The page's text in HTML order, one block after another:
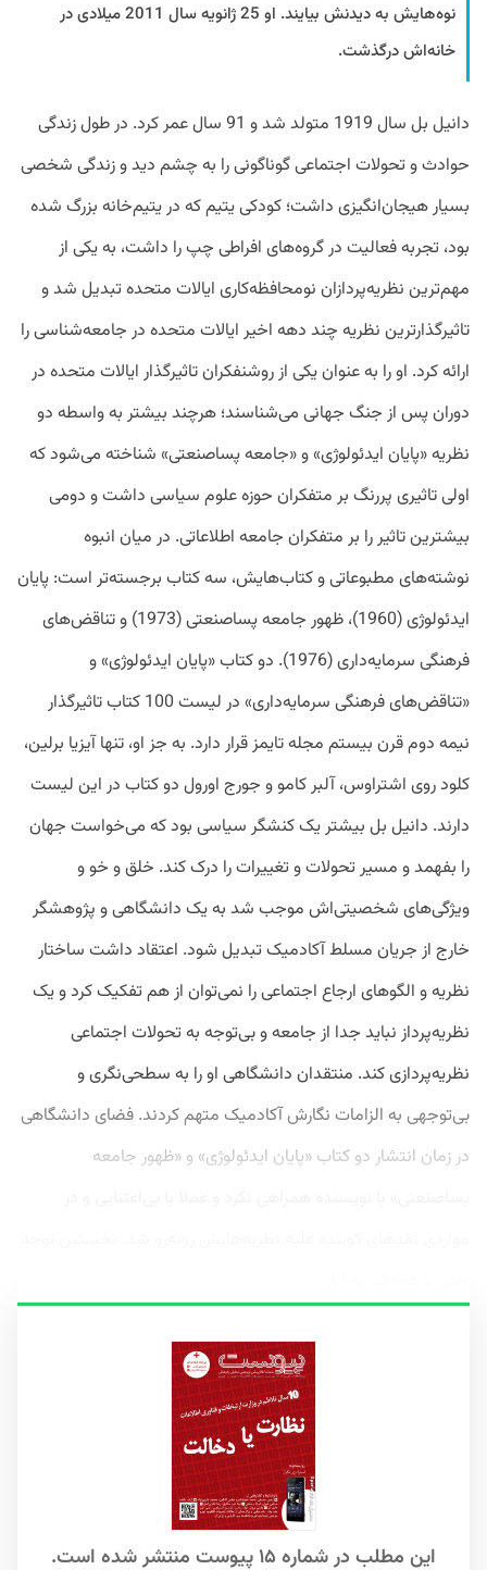
نوه‌هایش به دیدنش بیایند. او 25 ژانویه سال 2011 میلادی در
خانه‌اش درگذشت.
دانیل بل سال 1919 متولد شد و 91 سال عمر کرد. در طول زندگی
حوادث و تحولات اجتماعی گوناگونی را به چشم دید و زندگی شخصی
بسیار هیجان‌انگیزی داشت؛ کودکی یتیم که در یتیم‌خانه بزرگ شده
بود، تجربه فعالیت در گروه‌های افراطی چپ را داشت، به یکی از
مهم‌ترین نظریه‌پردازان نومحافظه‌کاری ایالات متحده تبدیل شد و
تاثیرگذارترین نظریه چند دهه اخیر ایالات متحده در جامعه‌شناسی را
ارائه کرد. او را به عنوان یکی از روشنفکران تاثیرگذار ایالات متحده در
دوران پس از جنگ جهانی می‌شناسند؛ هرچند بیشتر به واسطه دو
نظریه «پایان ایدئولوژی» و «جامعه پساصنعتی» شناخته می‌شود که
اولی تاثیری پررنگ بر متفکران حوزه علوم سیاسی داشت و دومی
بیشترین تاثیر را بر متفکران جامعه اطلاعاتی. در میان انبوه
نوشته‌های مطبوعاتی و کتاب‌هایش، سه کتاب برجسته‌تر است: پایان
ایدئولوژی (1960)، ظهور جامعه پساصنعتی (1973) و تناقض‌های
فرهنگی سرمایه‌داری (1976). دو کتاب «پایان ایدئولوژی» و
«تناقض‌های فرهنگی سرمایه‌داری» در لیست 100 کتاب تاثیرگذار
نیمه دوم قرن بیستم مجله تایمز قرار دارد. به جز او، تنها آیزیا برلین،
کلود روی اشتراوس، آلبر کامو و جورج اورول دو کتاب در این لیست
دارند. دانیل بل بیشتر یک کنشگر سیاسی بود که می‌خواست جهان
را بفهمد و مسیر تحولات و تغییرات را درک کند. خلق و خو و
ویژگی‌های شخصیتی‌اش موجب شد به یک دانشگاهی و پژوهشگر
خارج از جریان مسلط آکادمیک تبدیل شود. اعتقاد داشت ساختار
نظریه و الگوهای ارجاع اجتماعی را نمی‌توان از هم تفکیک کرد و یک
نظریه‌پرداز نباید جدا از جامعه و بی‌توجه به تحولات اجتماعی
نظریه‌پردازی کند. منتقدان دانشگاهی او را به سطحی‌نگری و
بی‌توجهی به الزامات نگارش آکادمیک متهم کردند. فضای دانشگاهی
در زمان انتشار دو کتاب «پایان ایدئولوژی» و «ظهور جامعه
این مطلب در شماره ۱۵ پیوست منتشر شده است.